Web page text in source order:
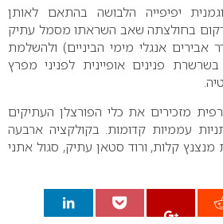
יפיפייה הלבושה בהתאם לאותן
בחולצתה שאב השראתו מסמל עתיק
אנגלי מימי הביניים) ולהשלמת
פנינים אופיינית לפניני מפרץ
מזכירים את כלי הפורצלן העתיקים
עממיות קדומות. בקולקציה ארבעה
מנצנץ קלות, ורוד סטאן עתיק, סגול אתני